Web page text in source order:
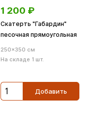
1 200 ₽
Скатерть "Габардин"
песочная прямоугольная
250×350 см
На складе 1 шт.
Добавить